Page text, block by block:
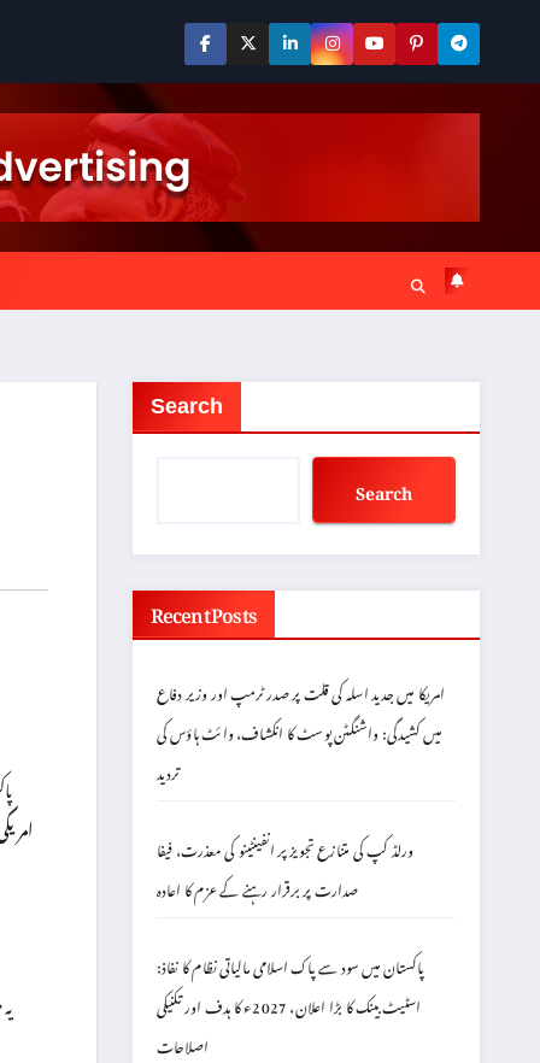
Search
Search
Recent Posts
امریکا میں جدید اسلہ کی قلت پر صدر ٹرمپ اور وزیر دفاع
میں کشیدگی: واشنگٹن پوسٹ کا انکشاف، وائٹ ہاؤس کی
تردید
ورلڈ کپ کی متنازع تجویز پر انفینٹینو کی معذرت، فیفا
صدارت پر برقرار رہنے کے عزم کا اعادہ
پاکستان میں سود سے پاک اسلامی مالیاتی نظام کا نفاذ:
اسٹیٹ بینک کا بڑا اعلان، 2027ء کا ہدف اور تکنیکی
اصلاحات